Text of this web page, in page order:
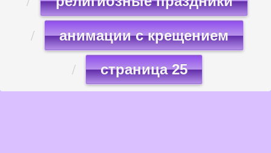
анимации с крещением
страница 25